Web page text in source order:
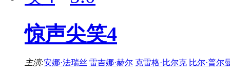
惊声尖笑4
主演:安娜·法瑞丝 雷吉娜·赫尔 克雷格·比尔克 比尔·普尔